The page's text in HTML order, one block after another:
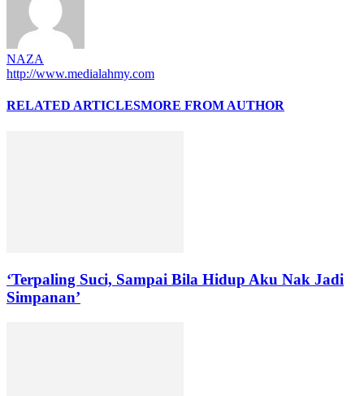
NAZA
http://www.medialahmy.com
RELATED ARTICLESMORE FROM AUTHOR
‘Terpaling Suci, Sampai Bila Hidup Aku Nak Jadi
Simpanan’